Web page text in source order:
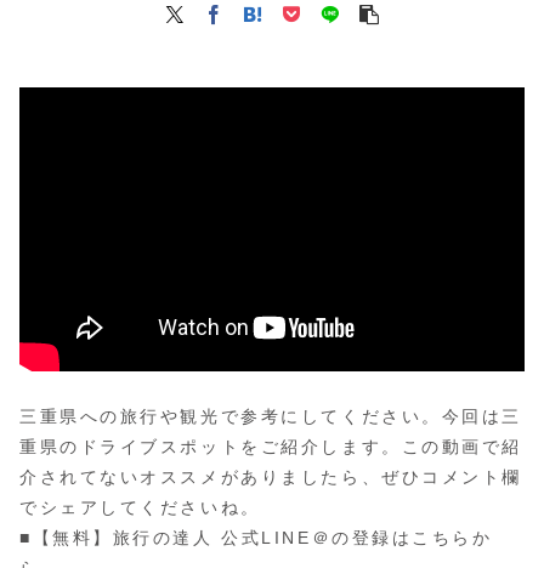
三重県への旅行や観光で参考にしてください。今回は三
重県のドライブスポットをご紹介します。この動画で紹
介されてないオススメがありましたら、ぜひコメント欄
でシェアしてくださいね。
■【無料】旅行の達人 公式LINE＠の登録はこちらか